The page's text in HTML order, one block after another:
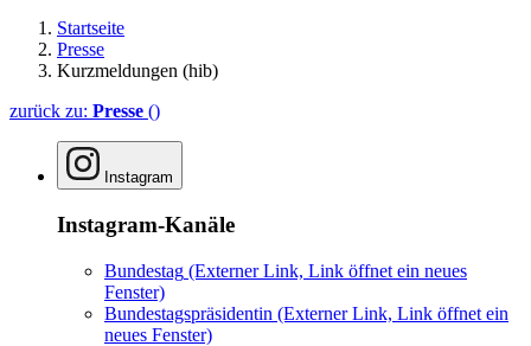
Startseite
Presse
Kurzmeldungen (hib)
zurück zu: Presse ()
Instagram
Instagram-Kanäle
Bundestag (Externer Link, Link öffnet ein neues
Fenster)
Bundestagspräsidentin (Externer Link, Link öffnet ein
neues Fenster)